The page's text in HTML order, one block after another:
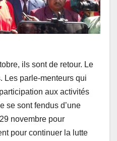
ils sont de retour. Le
Les parle-menteurs qui
aux activités
se sont fendus d’une
novembre pour
pour continuer la lutte